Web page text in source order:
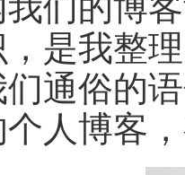
是我整
们通俗的
个人博客